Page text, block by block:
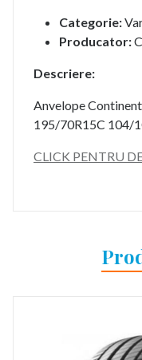
Categorie:
Producator:
Descriere:
Anvelope
195/70R15C 104/
CLICK PENTRU